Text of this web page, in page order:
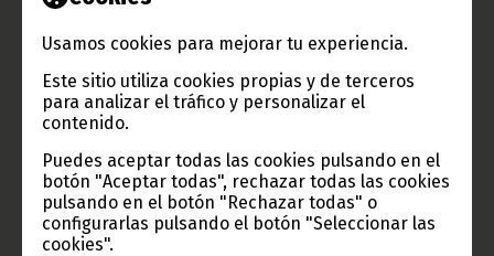
Usamos cookies para mejorar tu experiencia.
Este sitio utiliza cookies propias y de terceros
para analizar el tráfico y personalizar el
contenido.
Puedes aceptar todas las cookies pulsando en el
botón "Aceptar todas", rechazar todas las cookies
pulsando en el botón "Rechazar todas" o
configurarlas pulsando el botón "Seleccionar las
cookies".
Radio Nacional de Guinea
Ecuatorial
Haz click aquí para escuchar ahora
CATEGORÍAS